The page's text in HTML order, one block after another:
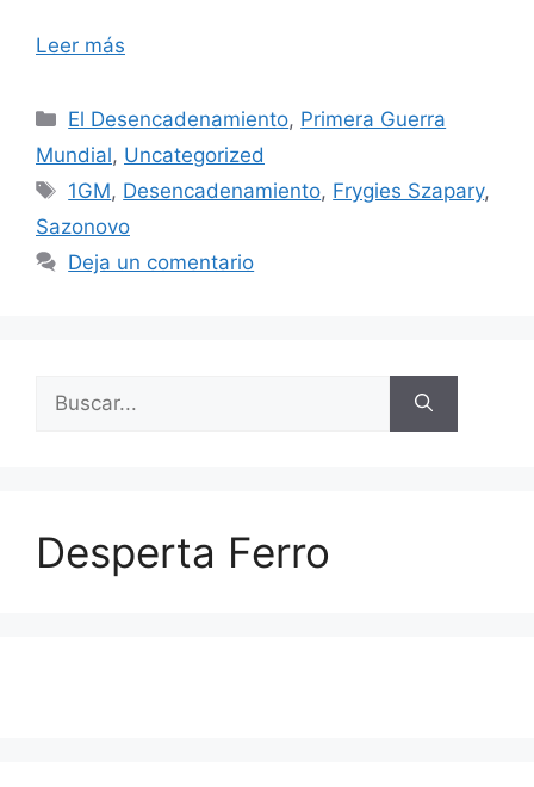
Leer más
Categorías
El Desencadenamiento, Primera Guerra
Mundial, Uncategorized
Etiquetas
1GM, Desencadenamiento, Frygies Szapary,
Sazonovo
Deja un comentario
Desperta Ferro